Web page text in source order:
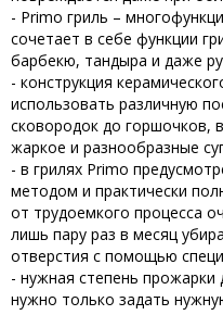
- Primo гриль –
сочетает в себе функции
барбекю, тандыра и даже
- конструкция
использовать различную
сковородок до горшочков,
жаркое и разнообразные
- в грилях Primo
методом и практически
от трудоемкого процесса
лишь пару раз в месяц
отверстия с помощью
- нужная степень прожарки
нужно только задать